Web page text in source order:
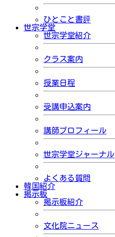
ひとこと書評
世宗学堂
世宗学堂紹介
クラス案内
授業日程
受講申込案内
講師プロフィール
世宗学堂ジャーナル
よくある質問
韓国紹介
掲示板
掲示板紹介
文化院ニュース